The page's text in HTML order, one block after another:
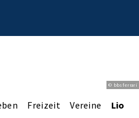
© bbsferrari
Freizeit Vereine